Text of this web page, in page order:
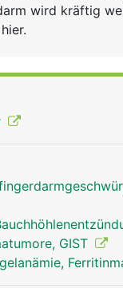
wird kräftig
GIST